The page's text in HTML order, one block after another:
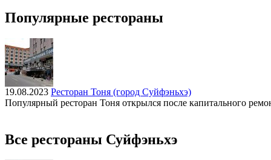
Популярные рестораны
19.08.2023 Ресторан Тоня (город Суйфэньхэ)
Популярный ресторан Тоня открылся после капитального
Все рестораны Суйфэньхэ